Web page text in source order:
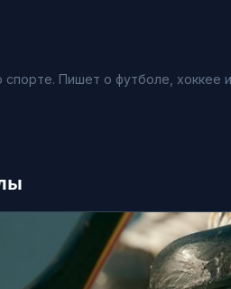
спорте. Пишет о футболе, хоккее